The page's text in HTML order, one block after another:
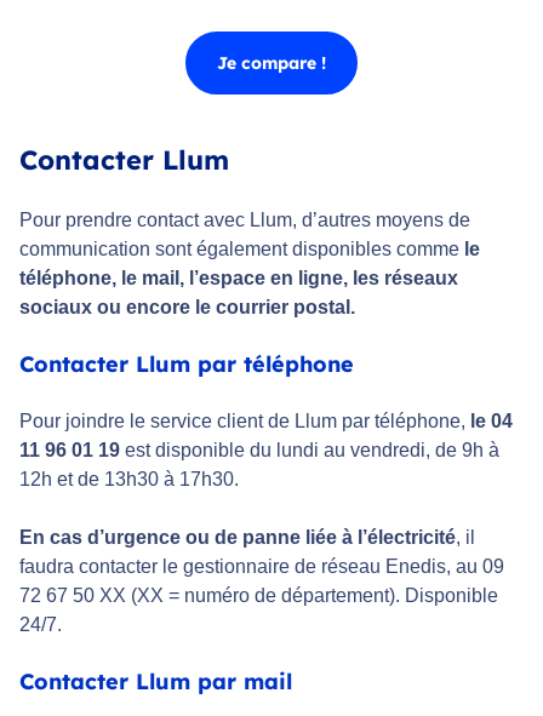
Je compare !
Contacter Llum
Pour prendre contact avec Llum, d’autres moyens de
communication sont également disponibles comme le
téléphone, le mail, l’espace en ligne, les réseaux
sociaux ou encore le courrier postal.
Contacter Llum par téléphone
Pour joindre le service client de Llum par téléphone, le 04
11 96 01 19 est disponible du lundi au vendredi, de 9h à
12h et de 13h30 à 17h30.
En cas d’urgence ou de panne liée à l’électricité, il
faudra contacter le gestionnaire de réseau Enedis, au 09
72 67 50 XX (XX = numéro de département). Disponible
24/7.
Contacter Llum par mail